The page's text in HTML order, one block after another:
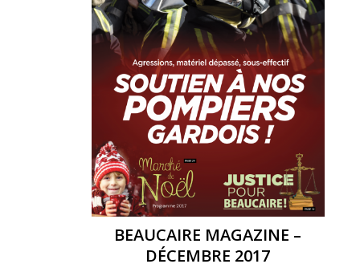
BEAUCAIRE MAGAZINE –
DÉCEMBRE 2017